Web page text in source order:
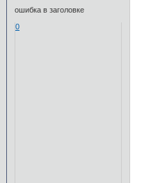
ошибка в заголовке
0